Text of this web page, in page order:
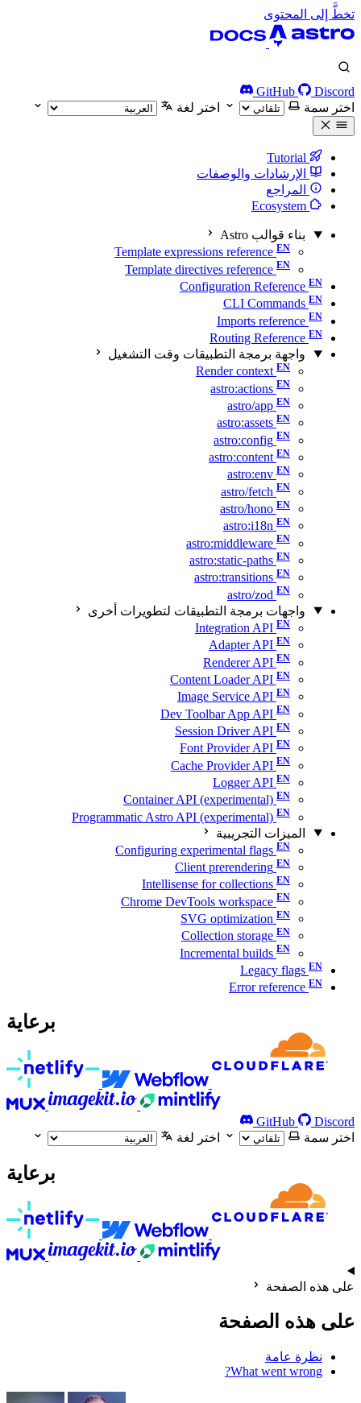
تخطَّ إلى المحتوى
GitHub
Discord
اختر سمة
اختر لغة
الإرشادات والوصفات
المراجع
بناء قوالب Astro
Template expressions reference
Template directives reference
Configuration Reference
CLI Commands
Imports reference
Routing Reference
واجهة برمجة التطبيقات وقت التشغيل
Render context
astro:actions
astro/app
astro:assets
astro:config
astro:content
astro:env
astro/fetch
astro/hono
astro:i18n
astro:middleware
astro:static-paths
astro:transitions
astro/zod
واجهات برمجة التطبيقات لتطويرات أخرى
Integration API
Adapter API
Renderer API
Content Loader API
Image Service API
Dev Toolbar App API
Session Driver API
Font Provider API
Cache Provider API
Logger API
Container API (experimental)
Programmatic Astro API (experimental)
الميزات التجريبية
Configuring experimental flags
Client prerendering
Intellisense for collections
Chrome DevTools workspace
SVG optimization
Collection storage
Incremental builds
Legacy flags
Error reference
برعاية
GitHub
Discord
اختر سمة
اختر لغة
برعاية
على هذه الصفحة
على هذه الصفحة
نظرة عامة
What went wrong?